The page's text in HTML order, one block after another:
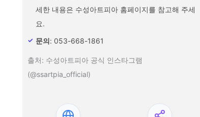
세한 내용은 수성아트피아 홈페이지를 참고해 주세
요.
문의: 053-668-1861
출처: 수성아트피아 공식 인스타그램
(@ssartpia_official)